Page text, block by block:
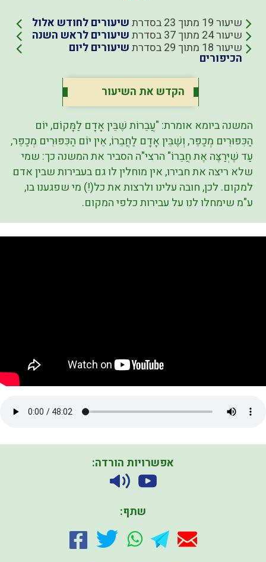
שיעור 19 מתוך 23 בסדרת שיעורים לחודש אלול
שיעור 24 מתוך 37 בסדרת שיעורים לראש השנה
שיעור 18 מתוך 29 בסדרת שיעורים ליום
הכיפורים
הקדש את השיעור
המשנה ביומא אומרת: "עֲבֵרוֹת שֶׁבֵּין אָדָם לַמָּקוֹם, יוֹם
הַכִּפּוּרִים מְכַפֵּר, וְשֶׁבֵּין אָדָם לַחֲבֵרוֹ, אֵין יוֹם הַכִּפּוּרִים מְכַפֵּר,
עַד שֶׁיְּרַצֶּה אֶת חֲבֵרוֹ" הרצי"ה הסביר את המשנה כך: שמי
שלא ריצה את חבירו, אין מוחלין לו גם בעבירות שבין אדם
למקום. לכן, חובה עלינו ולרצות את כל(!) מי שפגענו בו,
ע"מ שימחלו לנו על עבירות כלפי המקום.
אפשרויות הורדה:
שתף: